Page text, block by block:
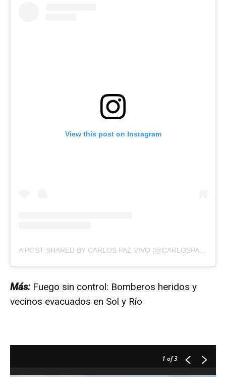
View this post on Instagram
A POST SHARED BY CARLOS PAZ VIVO (@CARLOSPAZVIVO)
Más: Fuego sin control: Bomberos heridos y
vecinos evacuados en Sol y Río
1 of 3